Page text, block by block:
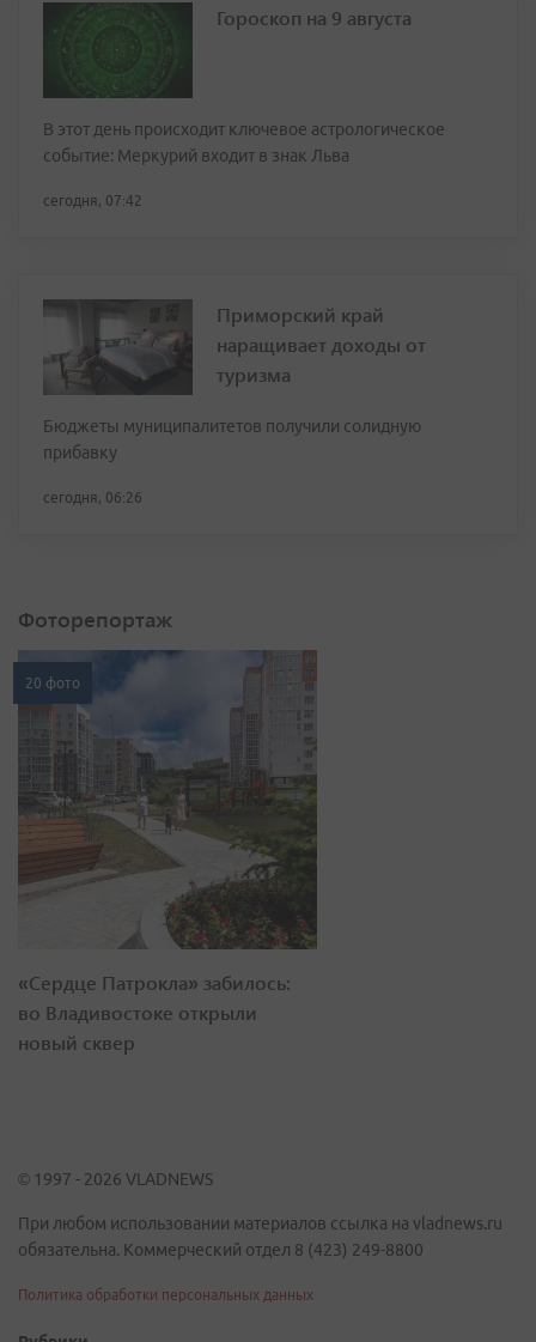
Гороскоп на 9 августа
В этот день происходит ключевое астрологическое
событие: Меркурий входит в знак Льва
сегодня, 07:42
Приморский край
наращивает доходы от
туризма
Бюджеты муниципалитетов получили солидную
прибавку
сегодня, 06:26
Фоторепортаж
20 фото
«Сердце Патрокла» забилось:
во Владивостоке открыли
новый сквер
© 1997 - 2026 VLADNEWS
При любом использовании материалов ссылка на vladnews.ru
обязательна. Коммерческий отдел 8 (423) 249-8800
Политика обработки персональных данных